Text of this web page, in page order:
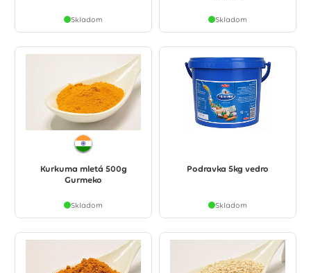
Skladom Skladom
Kurkuma mletá 500g
Gurmeko
Skladom
Podravka 5kg vedro
Skladom